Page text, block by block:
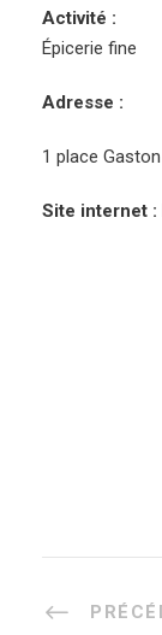
Activité :
Épicerie fine
Adresse :
1 place
Site internet :